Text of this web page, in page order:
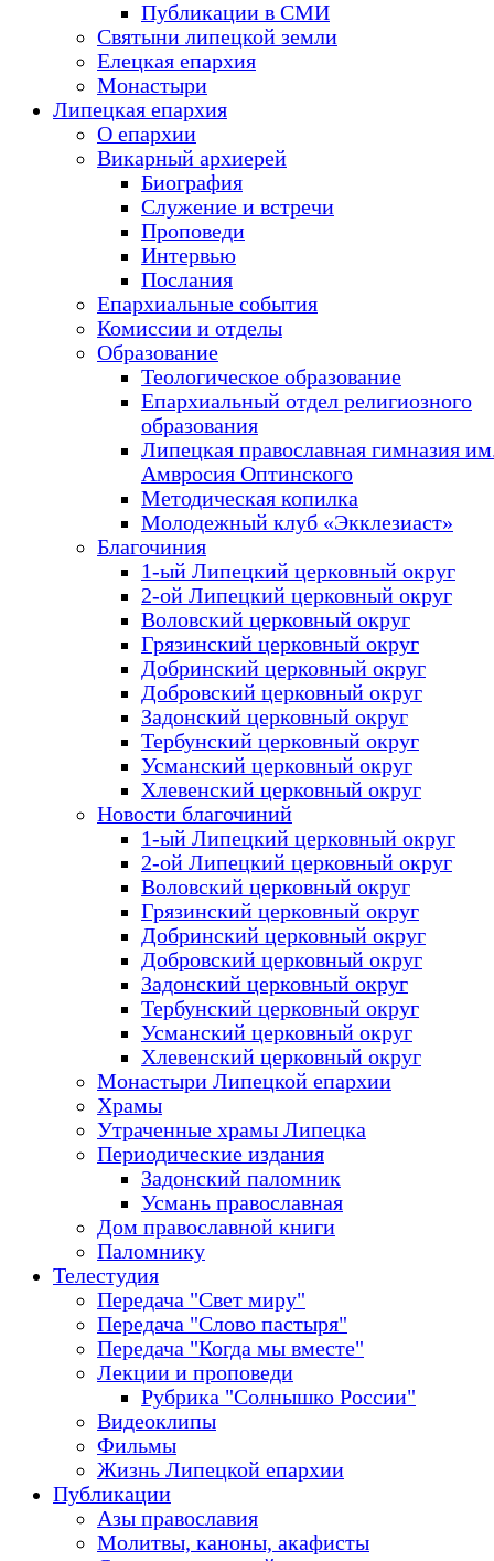
Публикации в СМИ
Святыни липецкой земли
Елецкая епархия
Монастыри
Липецкая епархия
О епархии
Викарный архиерей
Биография
Служение и встречи
Проповеди
Интервью
Послания
Епархиальные события
Комиссии и отделы
Образование
Теологическое образование
Епархиальный отдел религиозного
образования
Липецкая православная гимназия
Амвросия Оптинского
Методическая копилка
Молодежный клуб «Экклезиаст»
Благочиния
1-ый Липецкий церковный округ
2-ой Липецкий церковный округ
Воловский церковный округ
Грязинский церковный округ
Добринский церковный округ
Добровский церковный округ
Задонский церковный округ
Тербунский церковный округ
Усманский церковный округ
Хлевенский церковный округ
Новости благочиний
1-ый Липецкий церковный округ
2-ой Липецкий церковный округ
Воловский церковный округ
Грязинский церковный округ
Добринский церковный округ
Добровский церковный округ
Задонский церковный округ
Тербунский церковный округ
Усманский церковный округ
Хлевенский церковный округ
Монастыри Липецкой епархии
Храмы
Утраченные храмы Липецка
Периодические издания
Задонский паломник
Усмань православная
Дом православной книги
Паломнику
Телестудия
Передача "Свет миру"
Передача "Слово пастыря"
Передача "Когда мы вместе"
Лекции и проповеди
Рубрика "Солнышко России"
Видеоклипы
Фильмы
Жизнь Липецкой епархии
Публикации
Азы православия
Молитвы, каноны, акафисты